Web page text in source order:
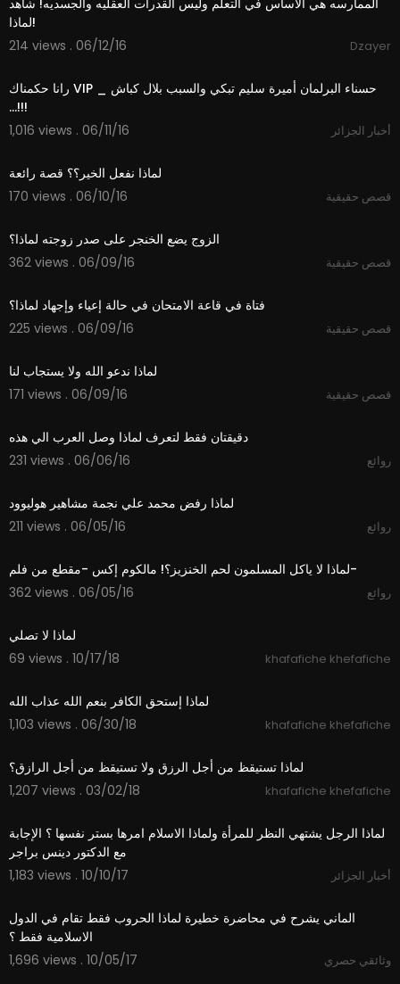
الممارسه هي الاساس في التعلم وليس القدرات العقليه والجسديه! شاهد
لماذا!
214 views . 06/12/16
Dzayer
رانا حكمناك VIP _ حسناء البرلمان أميرة سليم تبكي والسبب بلال كباش
...!!!
1,016 views . 06/11/16
أخبار الجزائر
لماذا نفعل الخير؟؟ قصة رائعة
170 views . 06/10/16
قصص حقيقية
الزوج يضع الخنجر على صدر زوجته لماذا؟
362 views . 06/09/16
قصص حقيقية
فتاة في قاعة الامتحان في حالة إعياء وإجهاد لماذا؟
225 views . 06/09/16
قصص حقيقية
لماذا ندعو الله ولا يستجاب لنا
171 views . 06/09/16
قصص حقيقية
دقيقتان فقط لتعرف لماذا وصل العرب الي هذه
231 views . 06/06/16
روائع
لماذا رفض محمد علي نجمة مشاهير هوليوود
211 views . 06/05/16
روائع
لماذا لا ياكل المسلمون لحم الخنزيز؟! مالكوم إكس -مقطع من فلم-
362 views . 06/05/16
روائع
لماذا لا تصلي
69 views . 10/17/18
khafafiche khefafiche
لماذا إستحق الكافر بنعم الله عذاب الله
1,103 views . 06/30/18
khafafiche khefafiche
لماذا تستيقظ من أجل الرزق ولا تستيقظ من أجل الرازق؟
1,207 views . 03/02/18
khafafiche khefafiche
لماذا الرجل يشتهي النظر للمرأة ولماذا الاسلام امرها بستر نفسها ؟ الإجابة
مع الدكتور دينس براجر
1,183 views . 10/10/17
أخبار الجزائر
الماني يشرح في محاضرة خطيرة لماذا الحروب فقط تقام في الدول
الاسلامية فقط ؟
1,696 views . 10/05/17
وثائقي حصري